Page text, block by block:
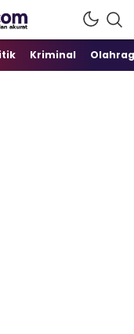
Kriminal